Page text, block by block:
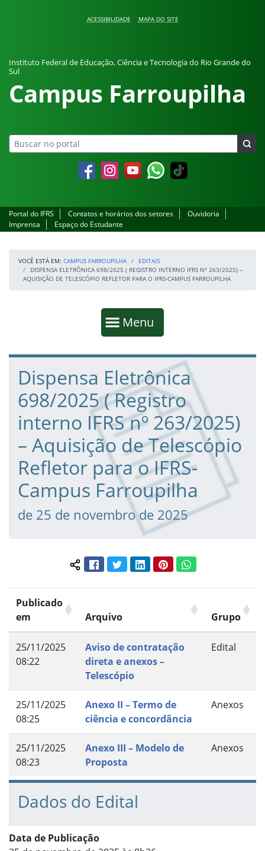
ACESSIBILIDADE MAPA DO SITE
Instituto Federal de Educação, Ciência e Tecnologia do Rio Grande do
Sul
Campus Farroupilha
FacebookInstagramYouTubeWhatsapp
Portal do IFRS Contatos e horários dos setores
Ouvidoria
Imprensa
Espaço do Estudante
VOCÊ ESTÁ EM: CAMPUS FARROUPILHA
EDITAIS
DISPENSA ELETRÔNICA 698/2025 ( REGISTRO INTERNO IFRS Nº 263/2025) –
AQUISIÇÃO DE TELESCÓPIO REFLETOR PARA O IFRS-CAMPUS FARROUPILHA
Mostrar
Menu
Fim da navegação
Início do conteúdo
Dispensa Eletrônica
698/2025 ( Registro
interno IFRS nº 263/2025)
– Aquisição de Telescópio
Refletor para o IFRS-
Campus Farroupilha
de 25 de novembro de 2025
Compartilhar conteúdo:
FacebookTwitterLinkedInPinterestWhatsApp
Publicado
em
Arquivo Grupo
25/11/2025
08:22
Aviso de contratação
direta e anexos –
Telescópio
Edital
25/11/2025
08:25
Anexo II – Termo de
ciência e concordância
Anexos
25/11/2025
08:23
Anexo III – Modelo de
Proposta
Anexos
Dados do Edital
Data de Publicação